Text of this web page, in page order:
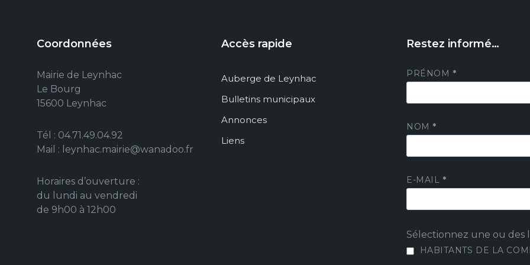
Coordonnées
Mairie de Leynhac
Le Bourg
15600 Leynhac
Tél : 04.71.49.04.92
Mail : leynhac.mairie@wanadoo.fr
Horaires d’ouverture :
du lundi au vendredi
de 9h00 à 12h00
Accès rapide
Auberge de Leynhac
Bulletins municipaux
Annonces
Liens
Restez informé…
PRÉNOM *
NOM *
E-MAIL *
Sélectionnez une ou des
HABITANTS DE LA